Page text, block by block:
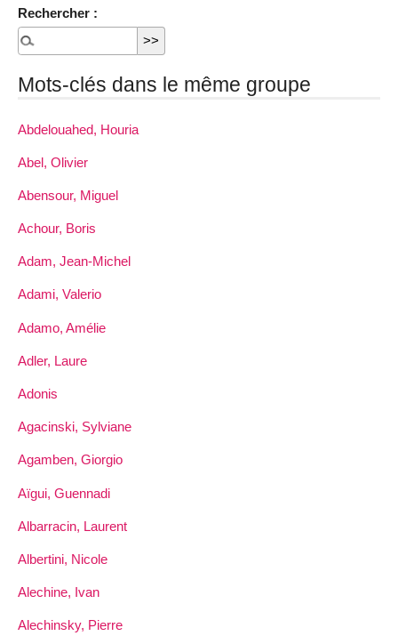
Rechercher :
Mots-clés dans le même groupe
Abdelouahed, Houria
Abel, Olivier
Abensour, Miguel
Achour, Boris
Adam, Jean-Michel
Adami, Valerio
Adamo, Amélie
Adler, Laure
Adonis
Agacinski, Sylviane
Agamben, Giorgio
Aïgui, Guennadi
Albarracin, Laurent
Albertini, Nicole
Alechine, Ivan
Alechinsky, Pierre